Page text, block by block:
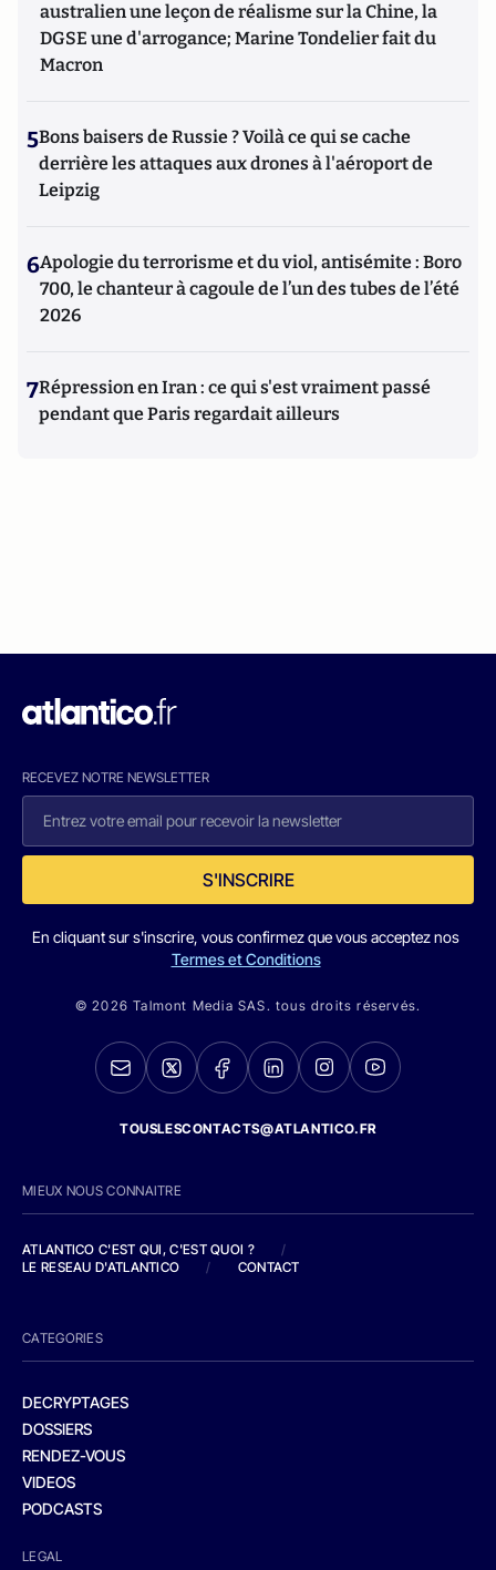
australien une leçon de réalisme sur la Chine, la
DGSE une d'arrogance; Marine Tondelier fait du
Macron
5Bons baisers de Russie ? Voilà ce qui se cache
derrière les attaques aux drones à l'aéroport de
Leipzig
6Apologie du terrorisme et du viol, antisémite : Boro
700, le chanteur à cagoule de l’un des tubes de l’été
2026
7Répression en Iran : ce qui s'est vraiment passé
pendant que Paris regardait ailleurs
RECEVEZ NOTRE NEWSLETTER
S'INSCRIRE
En cliquant sur s'inscrire, vous confirmez que vous acceptez nos
Termes et Conditions
© 2026 Talmont Media SAS. tous droits réservés.
TOUSLESCONTACTS@ATLANTICO.FR
MIEUX NOUS CONNAITRE
ATLANTICO C'EST QUI, C'EST QUOI ?
/
LE RESEAU D'ATLANTICO
/ CONTACT
CATEGORIES
DECRYPTAGES
DOSSIERS
RENDEZ-VOUS
VIDEOS
PODCASTS
LEGAL